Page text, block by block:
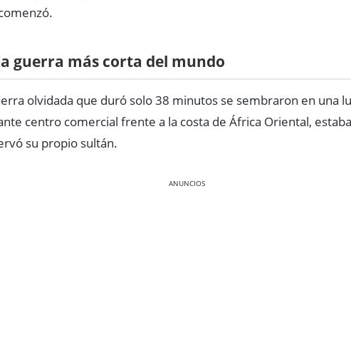
guerra más corta del mundo
olvidada que duró solo 38 minutos se sembraron en una
centro comercial frente a la costa de África Oriental,
su propio sultán.
ANUNCIOS